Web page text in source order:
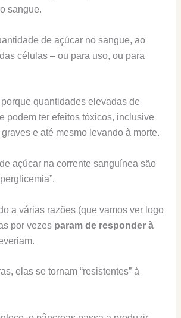
sangue.
de açúcar no sangue, ao
células – ou para uso, ou para
porque quantidades elevadas de
podem ter efeitos tóxicos, inclusive
e até mesmo levando à morte.
açúcar na corrente sanguínea são
a várias razões (que vamos ver logo
por vezes param de responder à
elas se tornam “resistentes” à